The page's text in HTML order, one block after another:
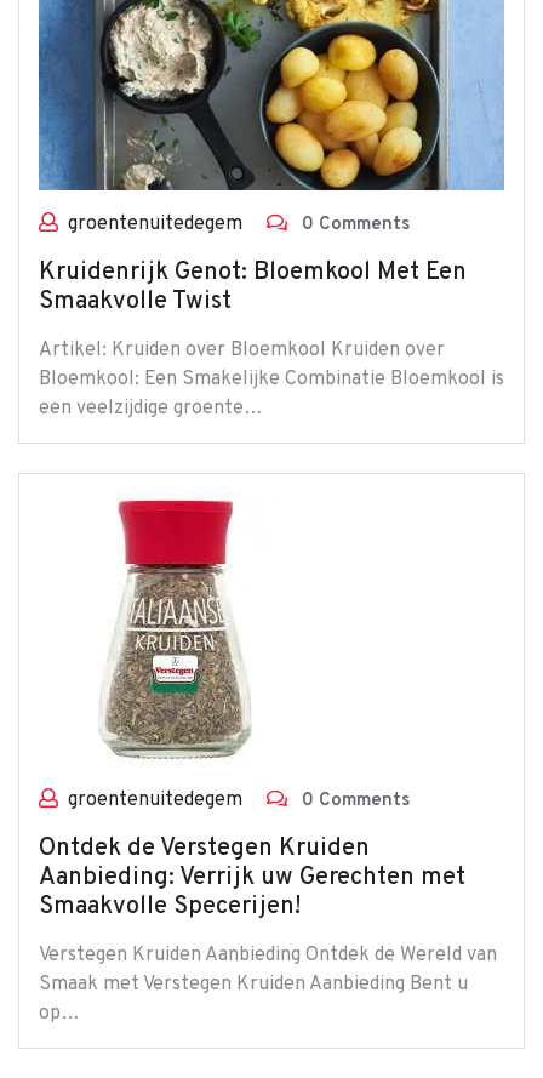
groentenuitedegem 0 Comments
Kruidenrijk Genot: Bloemkool Met Een
Smaakvolle Twist
Artikel: Kruiden over Bloemkool Kruiden over
Bloemkool: Een Smakelijke Combinatie Bloemkool is
een veelzijdige groente…
groentenuitedegem 0 Comments
Ontdek de Verstegen Kruiden
Aanbieding: Verrijk uw Gerechten met
Smaakvolle Specerijen!
Verstegen Kruiden Aanbieding Ontdek de Wereld van
Smaak met Verstegen Kruiden Aanbieding Bent u
op…